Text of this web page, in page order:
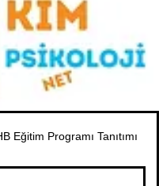
Eğitim Programı Tanıtımı